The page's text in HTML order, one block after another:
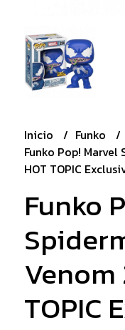
Inicio Funko
Funko Pop! Marvel
HOT TOPIC
Funko
Venom
TOPIC